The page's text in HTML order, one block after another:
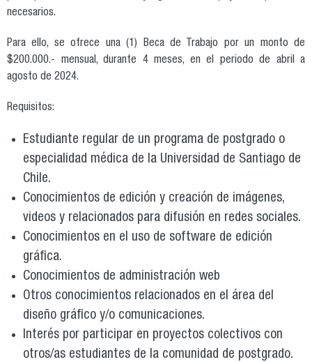
necesarios.
Para ello, se ofrece una (1) Beca de Trabajo por un monto de
$200.000.- mensual, durante 4 meses, en el periodo de abril a
agosto de 2024.
Requisitos:
Estudiante regular de un programa de postgrado o
especialidad médica de la Universidad de Santiago de
Chile.
Conocimientos de edición y creación de imágenes,
videos y relacionados para difusión en redes sociales.
Conocimientos en el uso de software de edición
gráfica.
Conocimientos de administración web
Otros conocimientos relacionados en el área del
diseño gráfico y/o comunicaciones.
Interés por participar en proyectos colectivos con
otros/as estudiantes de la comunidad de postgrado.